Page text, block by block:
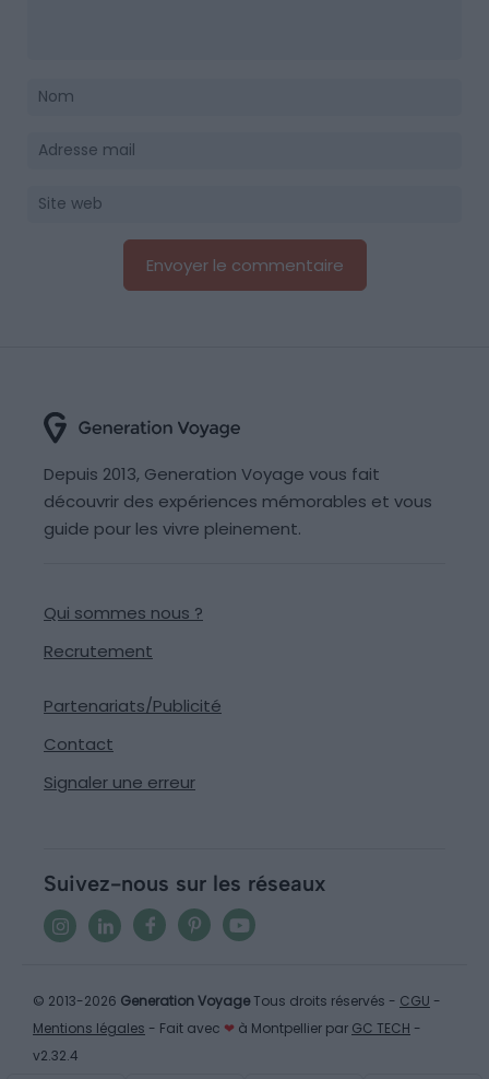
Depuis 2013, Generation Voyage vous fait
découvrir des expériences mémorables et vous
guide pour les vivre pleinement.
Qui sommes nous ?
Recrutement
Partenariats/Publicité
Contact
Signaler une erreur
Suivez-nous sur les réseaux
© 2013-2026 Generation VoyageTous droits réservés - CGU -
Mentions légales - Fait avec ❤ à Montpellier par GC TECH -
v2.32.4